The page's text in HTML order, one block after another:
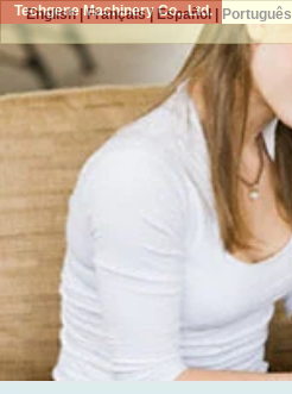
Techgene Machinery Co., Ltd.
English|Français| Español| Português